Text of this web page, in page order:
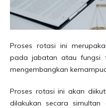
Proses rotasi ini
pada jabatan atau fungsi
mengembangkan
Proses rotasi ini akan
dilakukan secara